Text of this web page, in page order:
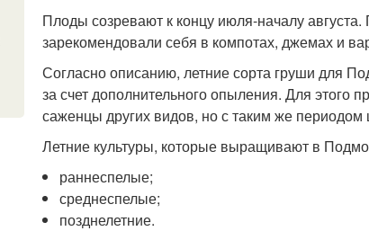
Плоды созревают к концу июля-началу
зарекомендовали себя в компотах, джемах и
Согласно описанию, летние сорта груши для
за счет дополнительного опыления. Для этого
саженцы других видов, но с таким же периодом
Летние культуры, которые выращивают в
раннеспелые;
среднеспелые;
позднелетние.